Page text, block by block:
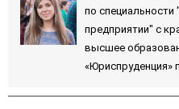
по специальности
предприятии" с
высшее
«Юриспруденция»